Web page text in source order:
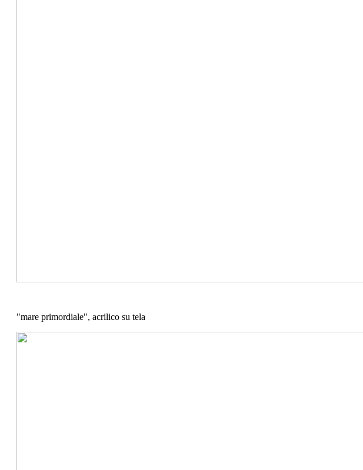
"mare primordiale", acrilico su tela